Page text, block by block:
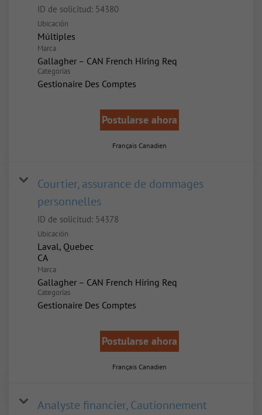
ID de solicitud: 54380
Ubicación
Múltiples
Marca
Gallagher – CAN French Hiring Req
Categorías
Gestionaire Des Comptes
Postularse ahora
Français Canadien
Courtier, assurance de dommages
personnelles
ID de solicitud: 54378
Ubicación
Laval, Quebec
Marca
Gallagher – CAN French Hiring Req
Categorías
Gestionaire Des Comptes
Postularse ahora
Français Canadien
Analyste financier, Cautionnement